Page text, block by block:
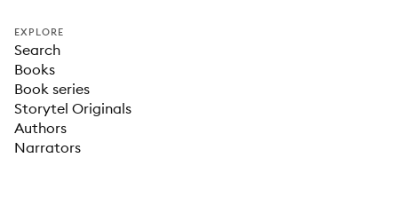
EXPLORE
Search
Books
Book series
Storytel Originals
Authors
Narrators